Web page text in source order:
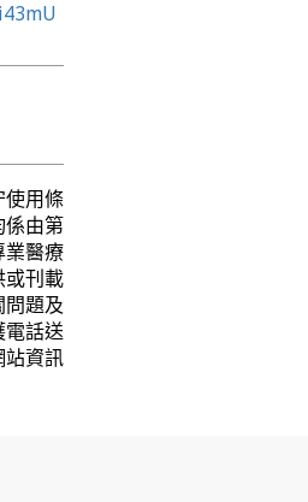
使用條
由第
醫療
刊載
題及
話送
資訊